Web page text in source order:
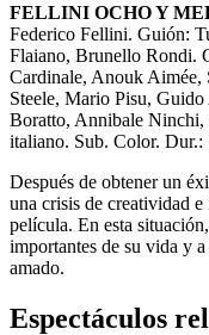
FELLINI OCHO Y
Federico Fellini. Guión:
Flaiano, Brunello Rondi.
Cardinale, Anouk Aimée,
Steele, Mario Pisu,
Boratto, Annibale Ninchi,
italiano. Sub. Color. Dur.:
Después de obtener un
una crisis de creatividad
película. En esta
importantes de su vida y
amado.
Espectáculos